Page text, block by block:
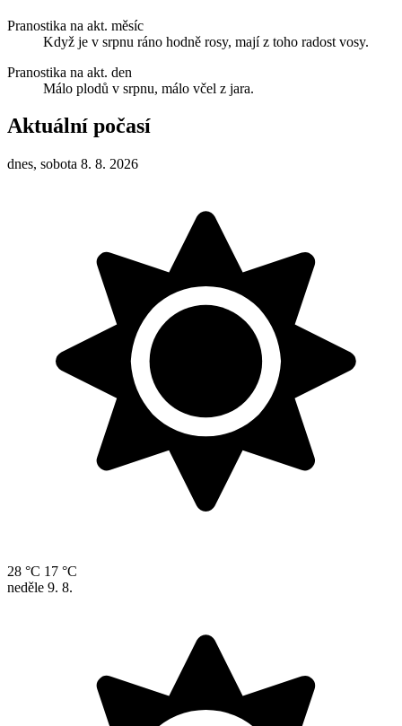
Pranostika na akt. měsíc
Když je v srpnu ráno hodně rosy, mají z toho radost vosy.
Pranostika na akt. den
Málo plodů v srpnu, málo včel z jara.
Aktuální počasí
dnes, sobota 8. 8. 2026
28 °C 17 °C
neděle 9. 8.